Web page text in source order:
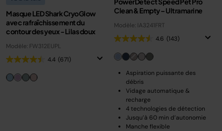
Masque LED Shark CryoGlow
avec rafraîchissement du
contour des yeux - Lilas doux
Modèle: FW312EUPL
4.4 (671)
Clean & Empty – Ultramarine
Modèle: IA3241FRT
4.6 (143)
Aspiration puissante des
débris
Vidage automatique &
recharge
4 technologies de détection
Jusqu’à 60 min d’autonomie
Manche flexible